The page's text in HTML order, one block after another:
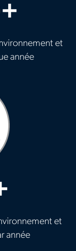
+
et
année
et
année